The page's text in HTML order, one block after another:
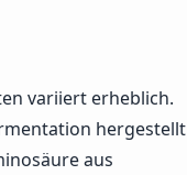
variiert erheblich.
aus